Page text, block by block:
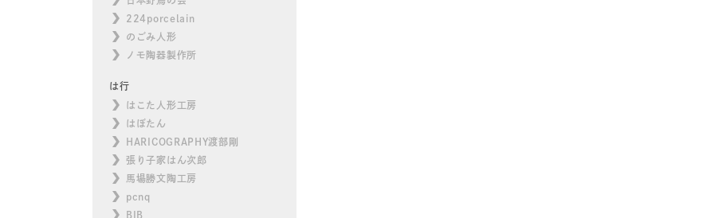
224porcelain
のごみ人形
ノモ陶器製作所
は行
はこた人形工房
はぼたん
HARICOGRAPHY渡部剛
張り子家はん次郎
馬場勝文陶工房
pcnq
BIB